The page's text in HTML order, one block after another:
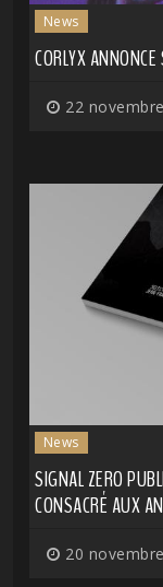
News
CORLYX
22
News
SIGNAL ZERO
CONSACRÉ AUX
20